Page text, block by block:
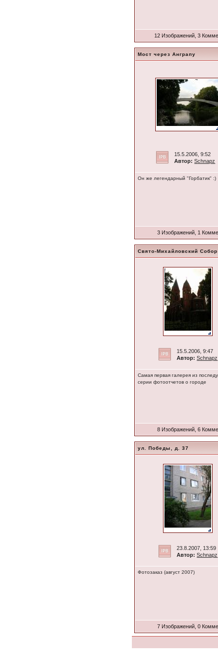
12 Изображений, 3
Мост через Анграпу
15.5.2006, 9:52
Автор: Schnapz
Он же легендарный "Горбатик" :)
3 Изображений, 1
Свято-Михайловский Собор
15.5.2006, 9:47
Автор: Schnapz
Самая первая галерея из
серии фотоотчетов о городе
8 Изображений, 6
ул. Победы, д. 37
23.8.2007, 13:59
Автор: Schnapz
Фотозаказ (август 2007)
7 Изображений, 0